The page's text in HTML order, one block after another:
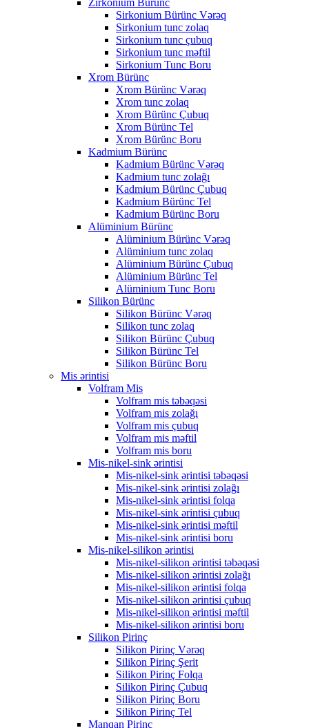
Zirkonium Bürünc
Sirkonium Bürünc Vərəq
Sirkonium tunc zolaq
Sirkonium tunc çubuq
Sirkonium tunc məftil
Sirkonium Tunc Boru
Xrom Bürünc
Xrom Bürünc Vərəq
Xrom tunc zolaq
Xrom Bürünc Çubuq
Xrom Bürünc Tel
Xrom Bürünc Boru
Kadmium Bürünc
Kadmium Bürünc Vərəq
Kadmium tunc zolağı
Kadmium Bürünc Çubuq
Kadmium Bürünc Tel
Kadmium Bürünc Boru
Alüminium Bürünc
Alüminium Bürünc Vərəq
Alüminium tunc zolaq
Alüminium Bürünc Çubuq
Alüminium Bürünc Tel
Alüminium Tunc Boru
Silikon Bürünc
Silikon Bürünc Vərəq
Silikon tunc zolaq
Silikon Bürünc Çubuq
Silikon Bürünc Tel
Silikon Bürünc Boru
Mis ərintisi
Volfram Mis
Volfram mis təbəqəsi
Volfram mis zolağı
Volfram mis çubuq
Volfram mis məftil
Volfram mis boru
Mis-nikel-sink ərintisi
Mis-nikel-sink ərintisi təbəqəsi
Mis-nikel-sink ərintisi zolağı
Mis-nikel-sink ərintisi folqa
Mis-nikel-sink ərintisi çubuq
Mis-nikel-sink ərintisi məftil
Mis-nikel-sink ərintisi boru
Mis-nikel-silikon ərintisi
Mis-nikel-silikon ərintisi təbəqəsi
Mis-nikel-silikon ərintisi zolağı
Mis-nikel-silikon ərintisi folqa
Mis-nikel-silikon ərintisi çubuq
Mis-nikel-silikon ərintisi məftil
Mis-nikel-silikon ərintisi boru
Silikon Pirinç
Silikon Pirinç Vərəq
Silikon Pirinç Şerit
Silikon Pirinç Folqa
Silikon Pirinç Çubuq
Silikon Pirinç Boru
Silikon Pirinç Tel
Manqan Pirinç